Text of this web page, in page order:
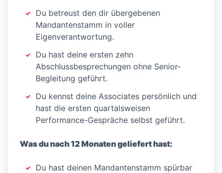
Du betreust den dir übergebenen
Mandantenstamm in voller
Eigenverantwortung.
Du hast deine ersten zehn
Abschlussbesprechungen ohne Senior-
Begleitung geführt.
Du kennst deine Associates persönlich und
hast die ersten quartalsweisen
Performance-Gespräche selbst geführt.
Was du nach 12 Monaten geliefert hast:
Du hast deinen Mandantenstamm spürbar